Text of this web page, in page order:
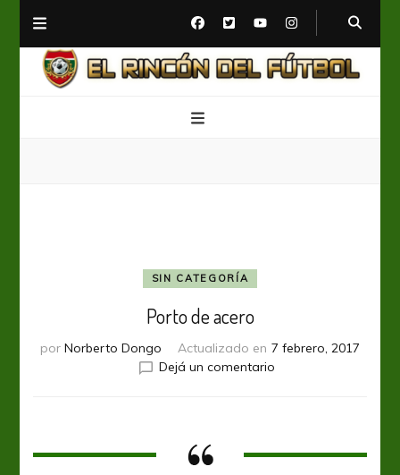
SIN CATEGORÍA
Porto de acero
por Norberto Dongo Actualizado en 7 febrero, 2017
Dejá un comentarioen